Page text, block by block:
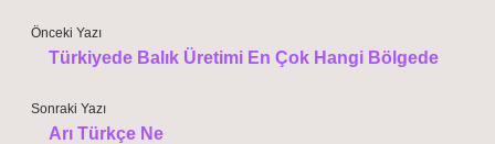
Önceki Yazı
Türkiyede Balık Üretimi En Çok Hangi Bölgede
Sonraki Yazı
Arı Türkçe Ne